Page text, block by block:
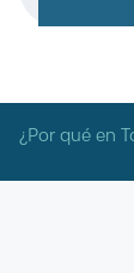
¿Por qué en